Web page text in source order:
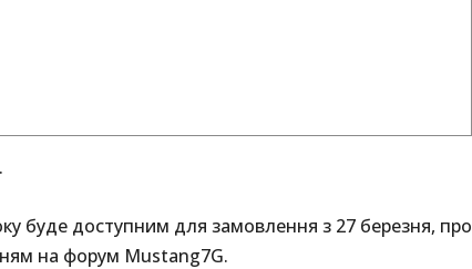
буде доступним для замовлення з 27 березня, про
на форум Mustang7G.